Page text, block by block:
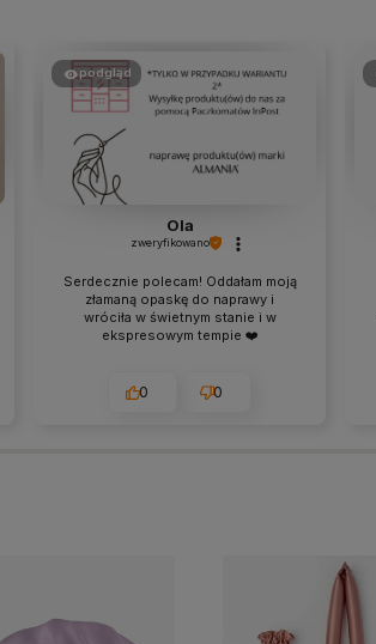
podgląd
Ola
zweryfikowano
Serdecznie polecam! Oddałam moją
złamaną opaskę do naprawy i
wróciła w świetnym stanie i w
ekspresowym tempie ❤️
0 0